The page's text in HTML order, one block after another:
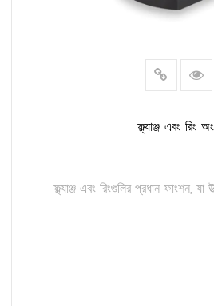
ফ্ল্যাঞ্জ এবং রিং
ফ্ল্যাঞ্জ এবং রিংগুলির প্রধান ফাংশন, যা